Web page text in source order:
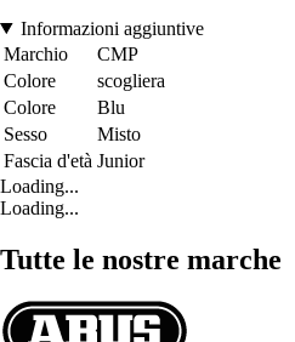
Informazioni aggiuntive
Marchio
CMP
Colore
scogliera
Colore
Blu
Sesso
Misto
Fascia d'età Junior
Loading...
Loading...
Tutte le nostre marche